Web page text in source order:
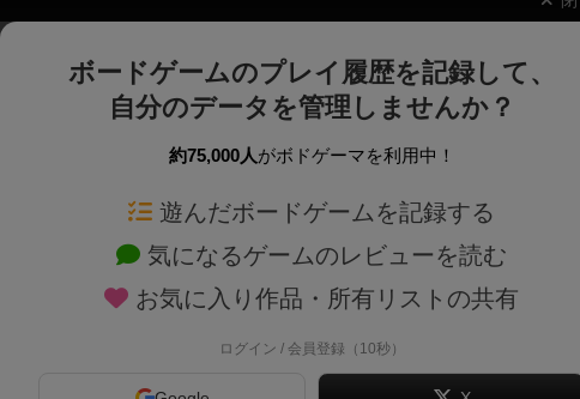
じっくり表示
商品名、商品説明文、デザイナー名、テーマ名、メカニクス名を対象にフリーワード
ゲームデザイナー名を指定して検索で
ゲームデザイナー
対象年齢を指定します。 世界観や登場人物な
テーマ/フレーバー
ボードゲームのプレイ履歴を記録して、
自分のデータを管理しませんか？
約75,000人がボドゲーマを利用中！
遊んだボードゲームを記録する
気になるゲームのレビューを読む
お気に入り作品・所有リストの共有
ログイン / 会員登録（10秒）